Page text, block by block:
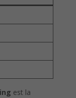
est la